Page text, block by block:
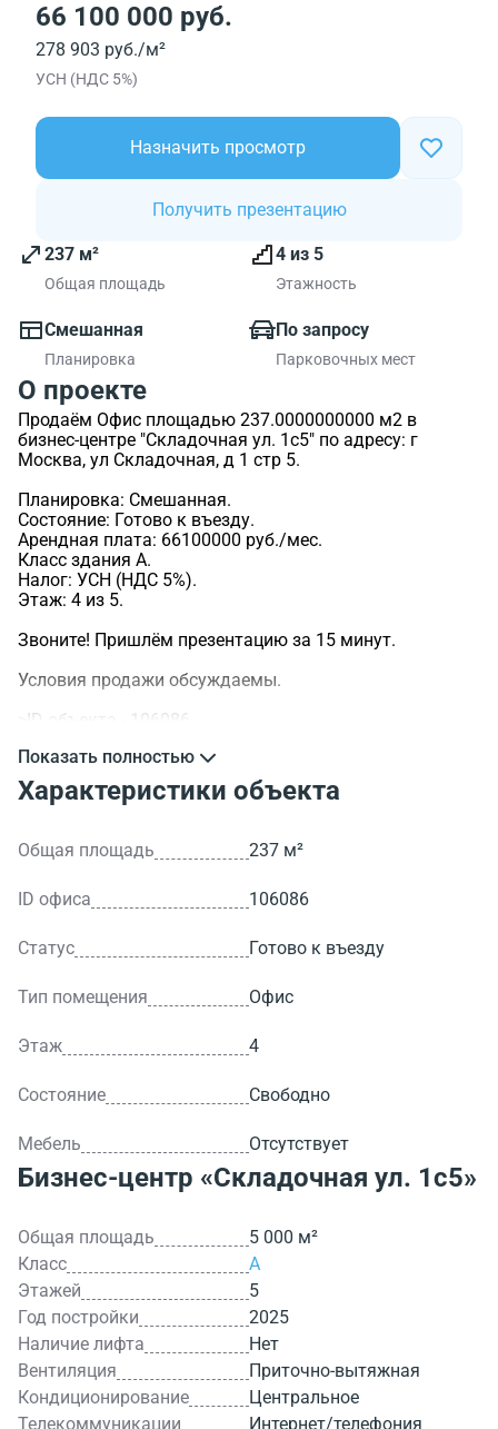
66 100 000 руб.
278 903 руб./м²
УСН (НДС 5%)
Назначить просмотр
Получить презентацию
237 м²
Общая площадь
4 из 5
Этажность
Смешанная
Планировка
По запросу
Парковочных мест
О проекте
Продаём Офис площадью 237.0000000000 м2 в
бизнес-центре "Складочная ул. 1с5" по адресу: г
Москва, ул Складочная, д 1 стр 5.
Планировка: Смешанная.
Состояние: Готово к въезду.
Арендная плата: 66100000 руб./мес.
Класс здания A.
Налог: УСН (НДС 5%).
Этаж: 4 из 5.
Звоните! Пришлём презентацию за 15 минут.
Условия продажи обсуждаемы.
>ID объекта - 106086.
Показать полностью
Характеристики объекта
Общая площадь 237 м²
ID офиса 106086
Статус Готово к въезду
Тип помещения Офис
Этаж 4
Состояние Свободно
Мебель Отсутствует
Бизнес-центр «Складочная ул. 1с5»
Общая площадь
5 000 м²
Класс
A
Этажей
5
Год постройки
2025
Наличие лифта
Нет
Вентиляция
Приточно-вытяжная
Кондиционирование
Центральное
Телекоммуникации
Интернет/телефония